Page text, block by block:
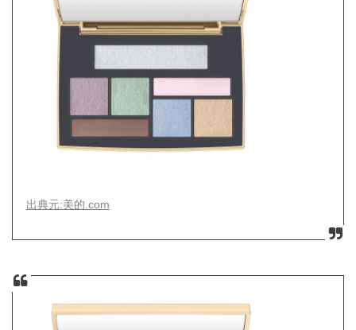
出典元:美的.com